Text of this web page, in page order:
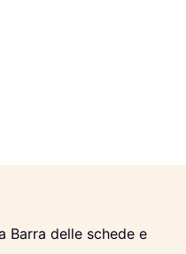
Barra delle schede e